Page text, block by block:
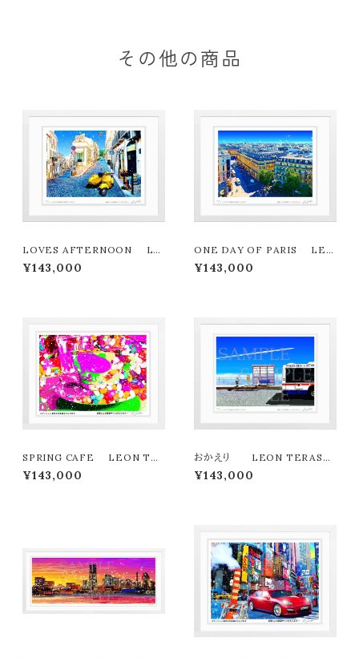
その他の商品
LOVES AFTERNOON LE
ON TERASHIMA版画作品18
0作限定
¥143,000
ONE DAY OF PARIS LEO
N TERASHIMA版画作品180
作限定
¥143,000
SPRING CAFE LEON TE
RASHIMA版画作品180作限定
¥143,000
おかえり LEON TERASHI
MA版画作品180作限定
¥143,000